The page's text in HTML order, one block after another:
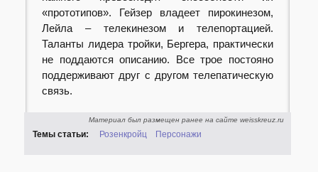
«прототипов». Гейзер владеет пирокинезом,
Лейла – телекинезом и телепортацией.
Таланты лидера тройки, Бергера, практически
не поддаются описанию. Все трое постояно
поддерживают друг с другом телепатическую
связь.
Материал был размещен ранее на сайте weisskreuz.ru
Темы статьи: Розенкройц Персонажи